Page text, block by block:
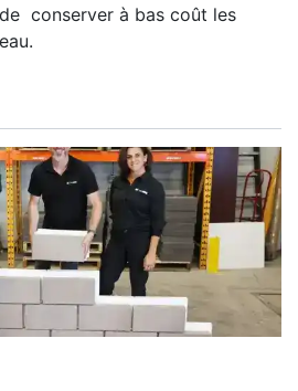
conserver à bas coût les